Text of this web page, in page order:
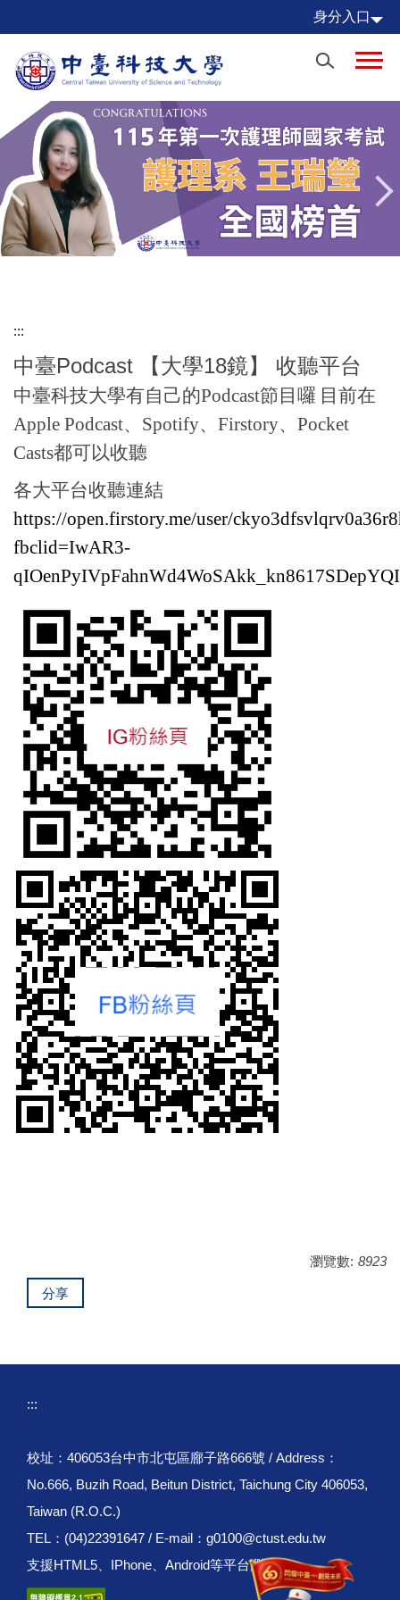
到
要
區
身分入口
:::
中臺Podcast 【大學18鏡】 收聽平台
中臺科技大學有自己的Podcast節目囉 目前在
Apple Podcast、Spotify、Firstory、Pocket
Casts都可以收聽
各大平台收聽連結
https://open.firstory.me/user/
fbclid=IwAR3-
瀏覽數: 8923
分享
:::
校址：406053台中市北屯區廍子路666號 / Address：
No.666, Buzih Road, Beitun District, Taichung City 406053,
Taiwan (R.O.C.)
TEL：(04)22391647 / E-mail：g0100@ctust.edu.tw
支援HTML5、IPhone、Android等平台瀏覽